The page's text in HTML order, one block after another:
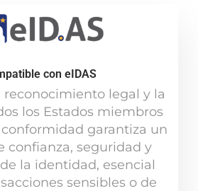
con eIDAS
reconocimiento legal y la
los Estados miembros
conformidad garantiza un
confianza, seguridad y
la identidad, esencial
sensibles o de